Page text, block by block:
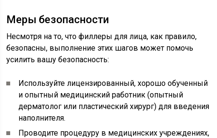
Меры безопасности
Несмотря на то, что филлеры для лица, как правило,
безопасны, выполнение этих шагов может помочь
усилить вашу безопасность:
Используйте лицензированный, хорошо обученный
и опытный медицинский работник (опытный
дерматолог или пластический хирург) для введения
наполнителя.
Проводите процедуру в медицинских учреждениях,